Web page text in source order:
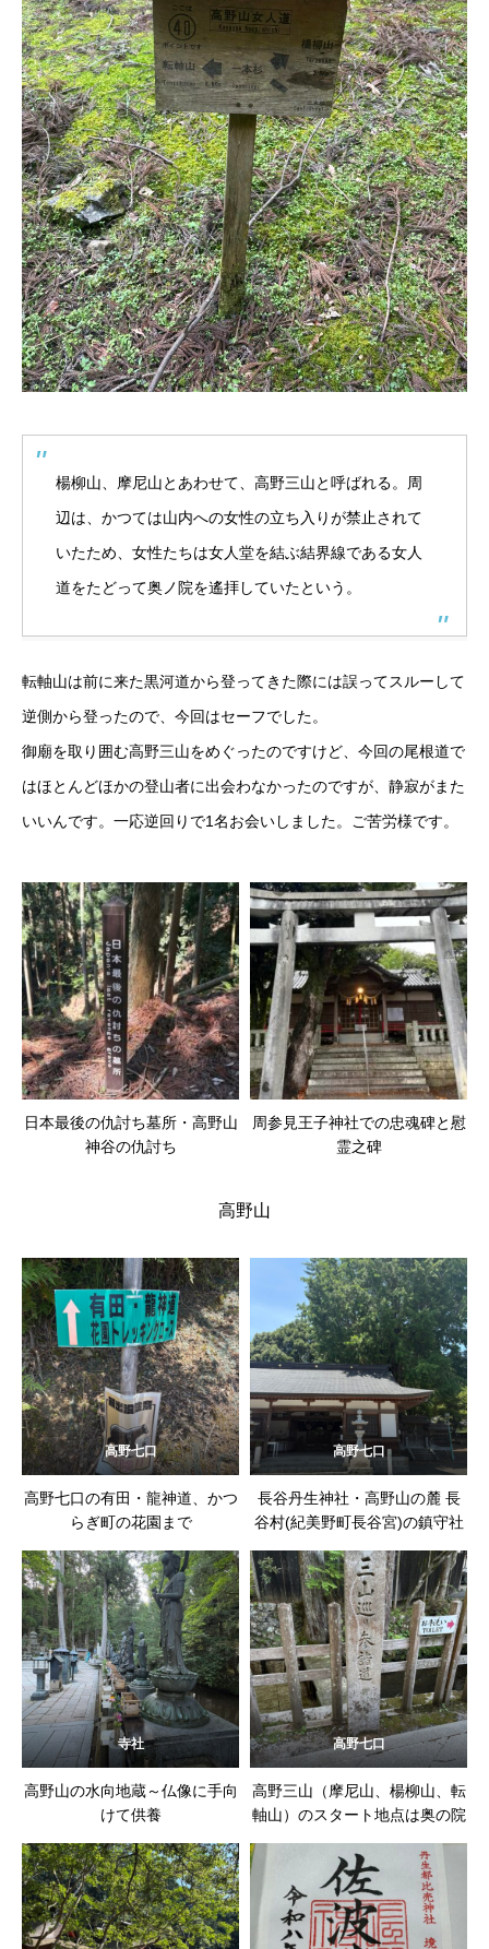
楊柳山、摩尼山とあわせて、高野三山と呼ばれる。周
辺は、かつては山内への女性の立ち入りが禁止されて
いたため、女性たちは女人堂を結ぶ結界線である女人
道をたどって奥ノ院を遙拝していたという。
転軸山は前に来た黒河道から登ってきた際には誤ってスルーして
逆側から登ったので、今回はセーフでした。
御廟を取り囲む高野三山をめぐったのですけど、今回の尾根道で
はほとんどほかの登山者に出会わなかったのですが、静寂がまた
いいんです。一応逆回りで1名お会いしました。ご苦労様です。
日本最後の仇討ち墓所・高野山
神谷の仇討ち
周参見王子神社での忠魂碑と慰
霊之碑
高野山
高野七口
高野七口の有田・龍神道、かつ
らぎ町の花園まで
高野七口
長谷丹生神社・高野山の麓 長
谷村(紀美野町長谷宮)の鎮守社
寺社
高野山の水向地蔵～仏像に手向
けて供養
高野七口
高野三山（摩尼山、楊柳山、転
軸山）のスタート地点は奥の院